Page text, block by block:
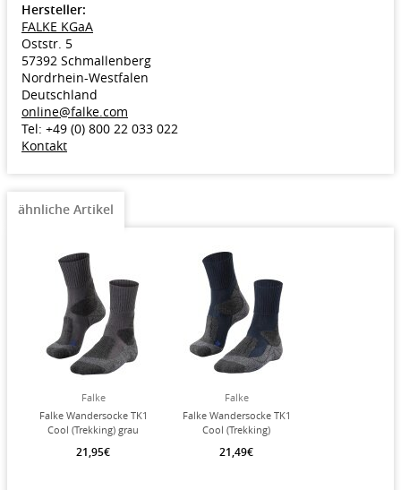
Hersteller:
FALKE KGaA
Oststr. 5
57392 Schmallenberg
Nordrhein-Westfalen
Deutschland
online@falke.com
Tel: +49 (0) 800 22 033 022
Kontakt
ähnliche Artikel
Falke
Falke Wandersocke TK1
Cool (Trekking) grau
21,95€
Falke
Falke Wandersocke TK1
Cool (Trekking)
Paar
21,49€